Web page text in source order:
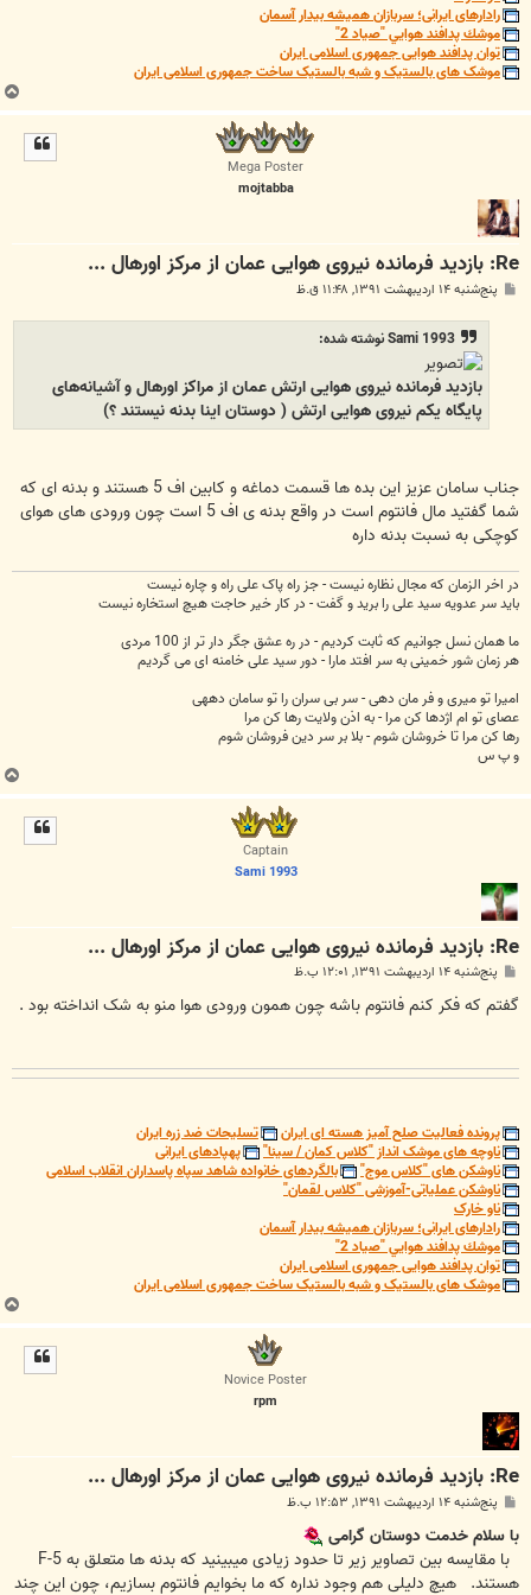
رادارهای ایرانی؛ سربازان همیشه بیدار آسمان
موشك پدافند هوايي "صياد 2"
توان پدافند هوایی جمهوری اسلامی ایران
موشک های بالستیک و شبه بالستیک ساخت جمهوری اسلامی ایران
Mega Poster
mojtabba
Re: بازدید فرمانده نیروی هوایی عمان از مرکز اورهال ...
س
پنج‌شنبه ۱۴ اردیبهشت ۱۳۹۱, ۱۱:۴۸ ق.ظ
Sami 1993 نوشته شده:
بازدید فرمانده نیروی هوایی ارتش عمان از مراکز اورهال و آشیانه‌های
پایگاه یکم نیروی هوایی ارتش ( دوستان اینا بدنه نیستند ؟)
جناب سامان عزیز این بده ها قسمت دماغه و کابین اف 5 هستند و بدنه ای که
شما گفتید مال فانتوم است در واقع بدنه ی اف 5 است چون ورودی های هوای
کوچکی به نسبت بدنه داره
در اخر الزمان که مجال نظاره نیست - جز راه پاک علی راه و چاره نیست
باید سر عدویه سید علی را برید و گفت - در کار خیر حاجت هیچ استخاره نیست
ما همان نسل جوانیم که ثابت کردیم - در ره عشق جگر دار تر از 100 مردی
هر زمان شور خمینی به سر افتد مارا - دور سید علی خامنه ای می گردیم
امیرا تو میری و فر مان دهی - سر بی سران را تو سامان دههی
عصای تو ام اژدها کن مرا - به اذن ولایت رها کن مرا
رها کن مرا تا خروشان شوم - بلا بر سر دین فروشان شوم
و پ س
Captain
Sami 1993
Re: بازدید فرمانده نیروی هوایی عمان از مرکز اورهال ...
س
ت
پنج‌شنبه ۱۴ اردیبهشت ۱۳۹۱, ۱۲:۰۱ ب.ظ
گفتم که فکر کنم فانتوم باشه چون همون ورودی هوا منو به شک انداخته بود .
پرونده فعالیت صلح آمیز هسته ای ایران
تسلیحات ضد زره ایران
ناوچه های موشک انداز "کلاس کمان / سینا"
پهپادهای ایرانی
ناوشکن های "کلاس موج"
بالگردهای خانواده شاهد سپاه پاسداران انقلاب اسلامی
ناوشکن عملیاتی-آموزشی "کلاس لقمان"
ناو خارک
رادارهای ایرانی؛ سربازان همیشه بیدار آسمان
موشك پدافند هوايي "صياد 2"
توان پدافند هوایی جمهوری اسلامی ایران
موشک های بالستیک و شبه بالستیک ساخت جمهوری اسلامی ایران
Novice Poster
rpm
Re: بازدید فرمانده نیروی هوایی عمان از مرکز اورهال ...
س
ت
پنج‌شنبه ۱۴ اردیبهشت ۱۳۹۱, ۱۲:۵۳ ب.ظ
با سلام خدمت دوستان گرامی
با مقایسه بین تصاویر زیر تا حدود زیادی میبینید که بدنه ها متعلق به F-5
هستند. هیچ دلیلی هم وجود نداره که ما بخوایم فانتوم بسازیم، چون این چند